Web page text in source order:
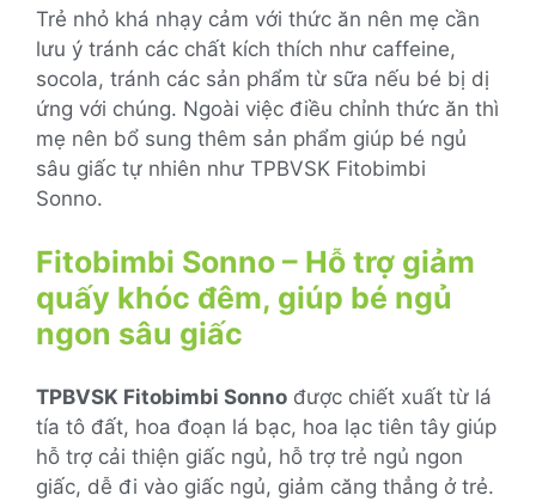
Trẻ nhỏ khá nhạy cảm với thức ăn nên mẹ cần
lưu ý tránh các chất kích thích như caffeine,
socola, tránh các sản phẩm từ sữa nếu bé bị dị
ứng với chúng. Ngoài việc điều chỉnh thức ăn thì
mẹ nên bổ sung thêm sản phẩm giúp bé ngủ
sâu giấc tự nhiên như TPBVSK Fitobimbi
Sonno.
Fitobimbi Sonno – Hỗ trợ giảm
quấy khóc đêm, giúp bé ngủ
ngon sâu giấc
TPBVSK Fitobimbi Sonno được chiết xuất từ lá
tía tô đất, hoa đoạn lá bạc, hoa lạc tiên tây giúp
hỗ trợ cải thiện giấc ngủ, hỗ trợ trẻ ngủ ngon
giấc, dễ đi vào giấc ngủ, giảm căng thẳng ở trẻ.